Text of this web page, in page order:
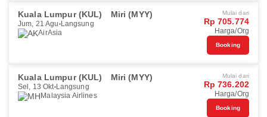
Kuala Lumpur (KUL) Miri (MYY)
Jum, 21 Agu Langsung
AirAsia
Mulai dari
Rp 705.774
Harga/Org
Booking
Kuala Lumpur (KUL) Miri (MYY)
Sel, 13 Okt Langsung
Malaysia Airlines
Mulai dari
Rp 736.202
Harga/Org
Booking